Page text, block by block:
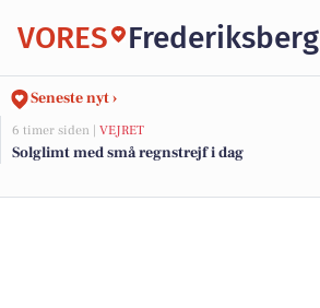
VORES Frederiksberg
Seneste nyt ›
6 timer siden | VEJRET
Solglimt med små regnstrejf i dag